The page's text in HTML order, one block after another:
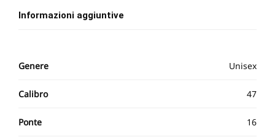
Informazioni aggiuntive
Genere Unisex
Calibro 47
Ponte 16